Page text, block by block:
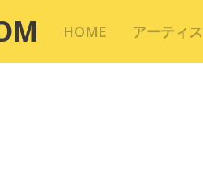
HOME アーティ